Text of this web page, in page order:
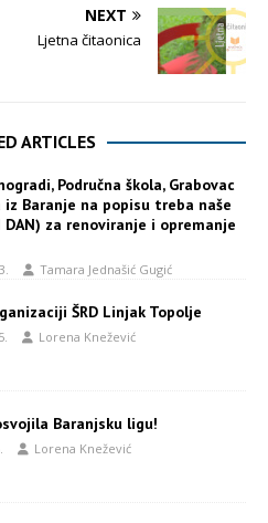
NEXT
Ljetna čitaonica
ARTICLES
Područna škola, Grabovac
iz Baranje na popisu treba naše
DAN) za renoviranje i opremanje
Tamara Jednašić Gugić
ŠRD Linjak Topolje
Lorena Knežević
Baranjsku ligu!
Lorena Knežević